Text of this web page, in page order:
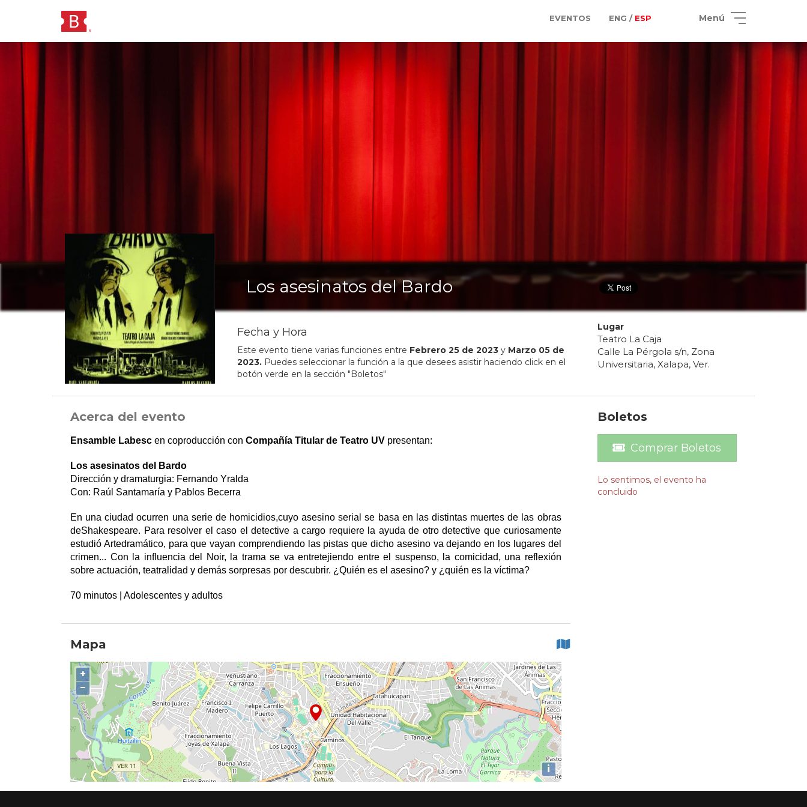
EVENTOS ENG / ESP Menú
Los asesinatos del Bardo
Fecha y Hora
Este evento tiene varias funciones entre Febrero 25de 2023y Marzo 05de
2023.Puedes seleccionar la función a la que desees asistir haciendo click en el
botón verde en la sección "Boletos"
Lugar
Teatro La Caja
Calle La Pérgola s/n, Zona
Universitaria, Xalapa, Ver.
Acerca del evento
Ensamble Labesc en coproducción con Compañía Titular de Teatro UV presentan:
Los asesinatos del Bardo
Dirección y dramaturgia: Fernando Yralda
Con: Raúl Santamaría y Pablos Becerra
En una ciudad ocurren una serie de homicidios,cuyo asesino serial se basa en las distintas muertes de las obras
deShakespeare. Para resolver el caso el detective a cargo requiere la ayuda de otro detective que curiosamente
estudió Artedramático, para que vayan comprendiendo las pistas que dicho asesino va dejando en los lugares del
crimen... Con la influencia del Noir, la trama se va entretejiendo entre el suspenso, la comicidad, una reflexión
sobre actuación, teatralidad y demás sorpresas por descubrir. ¿Quién es el asesino? y ¿quién es la víctima?
70 minutos | Adolescentes y adultos
Mapa
+
−
i
Boletos
Comprar Boletos
Lo sentimos, el evento ha
concluido